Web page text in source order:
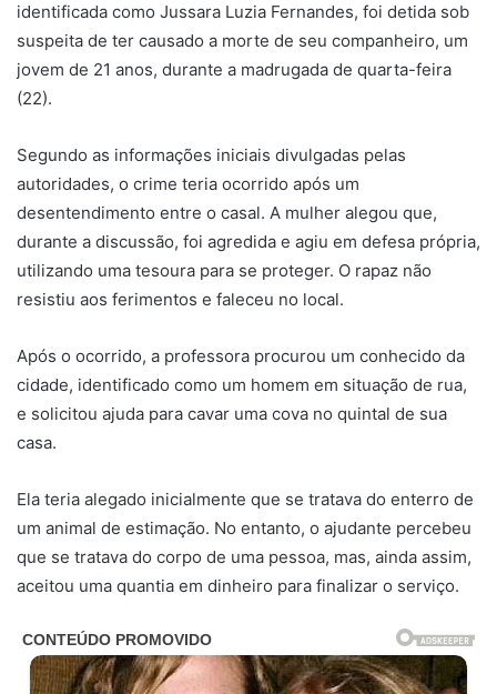
identificada como Jussara Luzia Fernandes, foi detida sob
suspeita de ter causado a morte de seu companheiro, um
jovem de 21 anos, durante a madrugada de quarta-feira
(22).
Segundo as informações iniciais divulgadas pelas
autoridades, o crime teria ocorrido após um
desentendimento entre o casal. A mulher alegou que,
durante a discussão, foi agredida e agiu em defesa própria,
utilizando uma tesoura para se proteger. O rapaz não
resistiu aos ferimentos e faleceu no local.
Após o ocorrido, a professora procurou um conhecido da
cidade, identificado como um homem em situação de rua,
e solicitou ajuda para cavar uma cova no quintal de sua
casa.
Ela teria alegado inicialmente que se tratava do enterro de
um animal de estimação. No entanto, o ajudante percebeu
que se tratava do corpo de uma pessoa, mas, ainda assim,
aceitou uma quantia em dinheiro para finalizar o serviço.